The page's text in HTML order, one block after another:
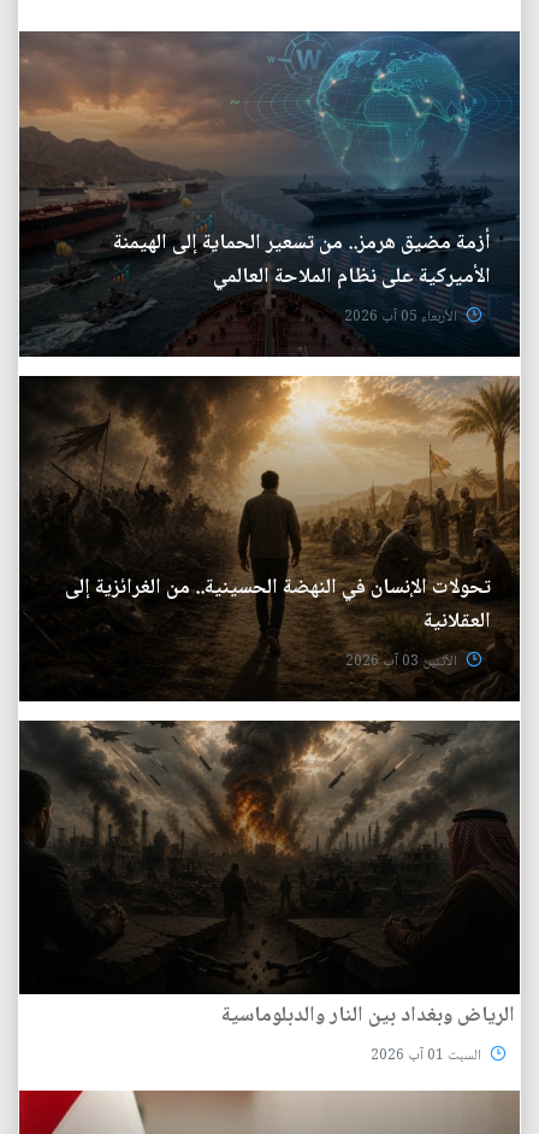
أزمة مضيق هرمز.. من تسعير الحماية إلى الهيمنة
الأميركية على نظام الملاحة العالمي
الأربعاء 05 آب 2026
تحولات الإنسان في النهضة الحسينية.. من الغرائزية إلى
العقلانية
الأثنين 03 آب 2026
الرياض وبغداد بين النار والدبلوماسية
السبت 01 آب 2026